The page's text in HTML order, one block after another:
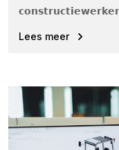
Lees meer